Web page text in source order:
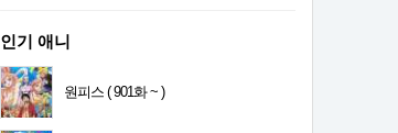
인기 애니
원피스 ( 901화 ~ )